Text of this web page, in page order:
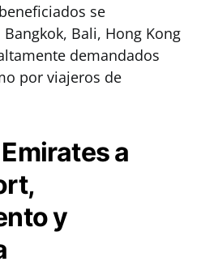
se
Bali, Hong Kong
demandados
por viajeros de
a
y